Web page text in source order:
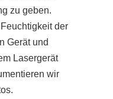
zu geben.
der
Gerät und
Lasergerät
wir